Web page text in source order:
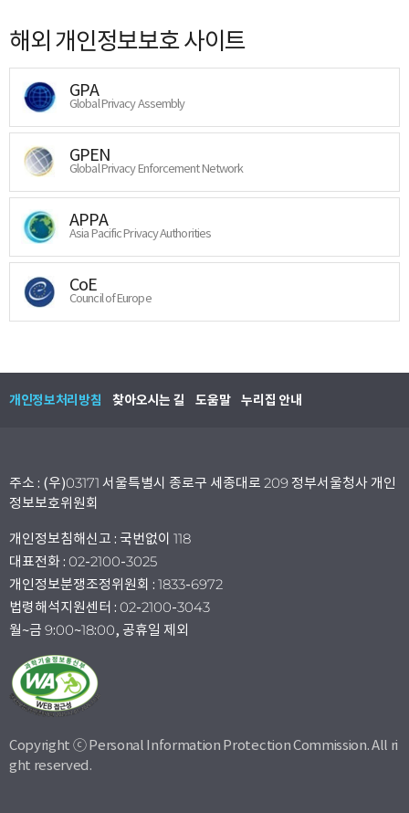
해외 개인정보보호 사이트
GPA
Global Privacy Assembly
GPEN
Global Privacy Enforcement Network
APPA
Asia Pacific Privacy Authorities
CoE
Council of Europe
개인정보처리방침 찾아오시는 길 도움말 누리집 안내
주소 : (우)03171 서울특별시 종로구 세종대로 209 정부서울청사 개인
정보보호위원회
개인정보침해신고 : 국번없이 118
대표전화 : 02-2100-3025
개인정보분쟁조정위원회 : 1833-6972
법령해석지원센터 : 02-2100-3043
월~금 9:00~18:00, 공휴일 제외
Copyright ⓒ Personal Information Protection Commission. All ri
ght reserved.